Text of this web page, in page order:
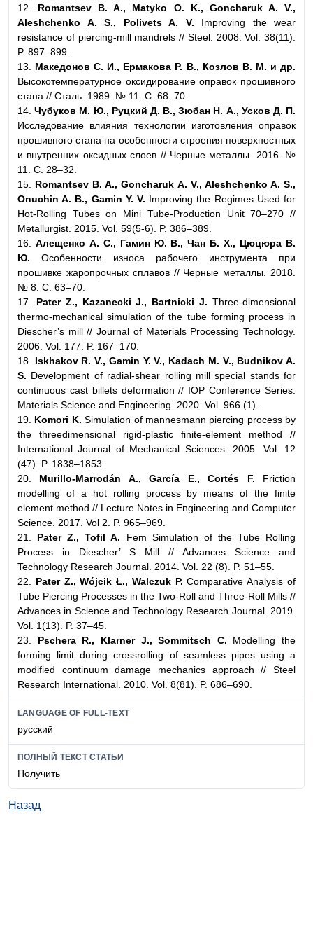
12. Romantsev B. A., Matyko O. K., Goncharuk A. V.,
Aleshchenko A. S., Polivets A. V. Improving the wear
resistance of piercing-mill mandrels // Steel. 2008. Vol. 38(11).
P. 897–899.
13. Македонов С. И., Ермакова Р. В., Козлов В. М. и др.
Высокотемпературное оксидирование оправок прошивного
стана // Сталь. 1989. № 11. С. 68–70.
14.Чубуков М. Ю., Руцкий Д. В., Зюбан Н. А., Усков Д. П.
Исследование влияния технологии изготовления оправок
прошивного стана на особенности строения поверхностных
и внутренних оксидных слоев // Черные металлы. 2016. №
11. С. 28–32.
15. Romantsev B. A., Goncharuk A. V., Aleshchenko A. S.,
Onuchin A. B., Gamin Y. V. Improving the Regimes Used for
Hot-Rolling Tubes on Mini Tube-Production Unit 70–270 //
Metallurgist. 2015. Vol. 59(5-6). P. 386–389.
16. Алещенко А. С., Гамин Ю. В., Чан Б. Х., Цюцюра В.
Ю. Особенности износа рабочего инструмента при
прошивке жаропрочных сплавов // Черные металлы. 2018.
№ 8. С. 63–70.
17. Pater Z., Kazanecki J., Bartnicki J. Three-dimensional
thermo-mechanical simulation of the tube forming process in
Diescher’s mill // Journal of Materials Processing Technology.
2006. Vol. 177. P. 167–170.
18. Iskhakov R. V., Gamin Y. V., Kadach M. V., Budnikov A.
S. Development of radial-shear rolling mill special stands for
continuous cast billets deformation // IOP Conference Series:
Materials Science and Engineering. 2020. Vol. 966 (1).
19. Komori K. Simulation of mannesmann piercing process by
the threedimensional rigid-plastic finite-element method //
International Journal of Mechanical Sciences. 2005. Vol. 12
(47). P. 1838–1853.
20. Murillo-Marrodán A., García E., Cortés F. Friction
modelling of a hot rolling process by means of the finite
element method // Lecture Notes in Engineering and Computer
Science. 2017. Vol 2. P. 965–969.
21. Pater Z., Tofil A. Fem Simulation of the Tube Rolling
Process in Diescher’ S Mill // Advances Science and
Technology Research Journal. 2014. Vol. 22 (8). P. 51–55.
22. Pater Z., Wójcik Ł., Walczuk P. Comparative Analysis of
Tube Piercing Processes in the Two-Roll and Three-Roll Mills //
Advances in Science and Technology Research Journal. 2019.
Vol. 1(13). P. 37–45.
23. Pschera R., Klarner J., Sommitsch C. Modelling the
forming limit during crossrolling of seamless pipes using a
modified continuum damage mechanics approach // Steel
Research International. 2010. Vol. 8(81). P. 686–690.
LANGUAGE OF FULL-TEXT
русский
ПОЛНЫЙ ТЕКСТ СТАТЬИ
Получить
Назад